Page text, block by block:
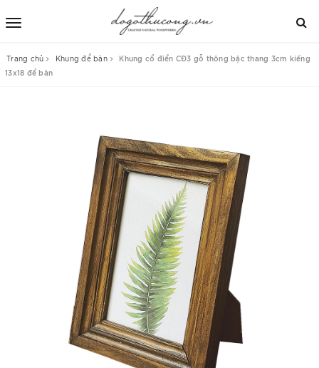
Trang chủ Khung để bàn
Khung cổ điển CĐ3 gỗ thông bậc thang 3cm kiếng
13x18 để bàn